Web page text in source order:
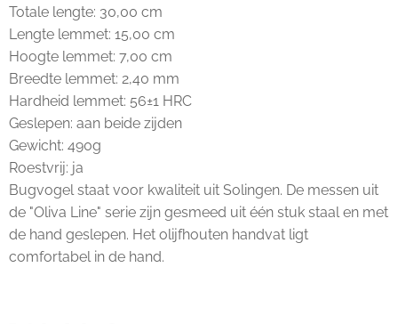
Totale lengte: 30,00 cm
Lengte lemmet: 15,00 cm
Hoogte lemmet: 7,00 cm
Breedte lemmet: 2,40 mm
Hardheid lemmet: 56±1 HRC
Geslepen: aan beide zijden
Gewicht: 490g
Roestvrij: ja
Bugvogel staat voor kwaliteit uit Solingen. De messen uit
de "Oliva Line" serie zijn gesmeed uit één stuk staal en met
de hand geslepen. Het olijfhouten handvat ligt
comfortabel in de hand.